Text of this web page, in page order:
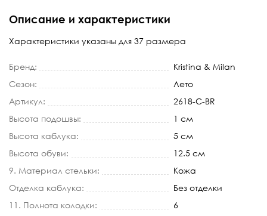
Описание и характеристики
Характеристики указаны для 37 размера
Бренд:
Kristina & Milan
Сезон:
Лето
Артикул:
2618-C-BR
Высота подошвы:
1 см
Высота каблука:
5 см
Высота обуви:
12.5 см
9. Материал стельки:
Кожа
Отделка каблука:
Без отделки
11. Полнота колодки:
6